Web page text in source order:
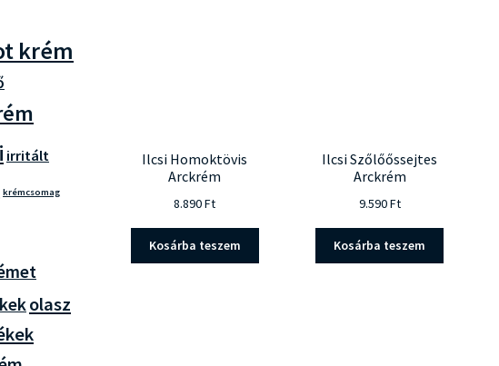
Ilcsi Homoktövis
Arckrém
8.890Ft
Kosárba teszem
Ilcsi Szőlőőssejtes
Arckrém
9.590Ft
Kosárba teszem
krém
irritált
krémcsomag
olasz